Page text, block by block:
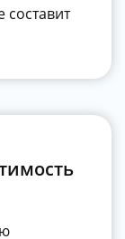
составит